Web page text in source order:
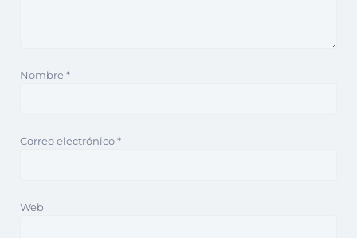
Nombre*
Correo electrónico*
Web